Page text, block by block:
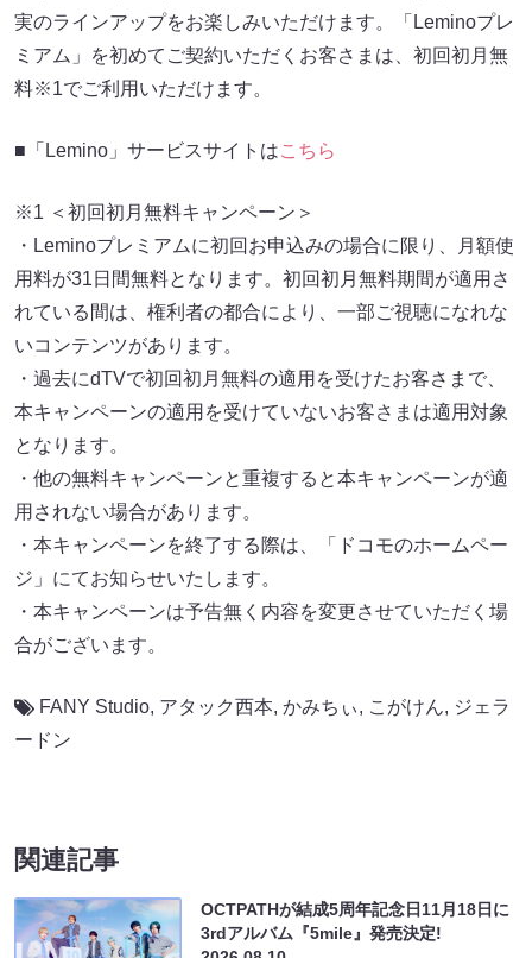
実のラインアップをお楽しみいただけます。「Leminoプレ
ミアム」を初めてご契約いただくお客さまは、初回初月無
料※1でご利用いただけます。
■「Lemino」サービスサイトはこちら
※1 ＜初回初月無料キャンペーン＞
・Leminoプレミアムに初回お申込みの場合に限り、月額使
用料が31日間無料となります。初回初月無料期間が適用さ
れている間は、権利者の都合により、一部ご視聴になれな
いコンテンツがあります。
・過去にdTVで初回初月無料の適用を受けたお客さまで、
本キャンペーンの適用を受けていないお客さまは適用対象
となります。
・他の無料キャンペーンと重複すると本キャンペーンが適
用されない場合があります。
・本キャンペーンを終了する際は、「ドコモのホームペー
ジ」にてお知らせいたします。
・本キャンペーンは予告無く内容を変更させていただく場
合がございます。
FANY Studio, アタック西本, かみちぃ, こがけん, ジェラ
ードン
関連記事
OCTPATHが結成5周年記念日11月18日に
3rdアルバム『5mile』発売決定!